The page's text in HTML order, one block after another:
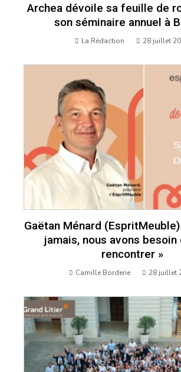
Archea dévoile sa feuille de
son séminaire annuel à
La Rédaction 28 juillet
Gaëtan Ménard
jamais, nous avons besoin
rencontrer »
Camille Borderie 28 juillet